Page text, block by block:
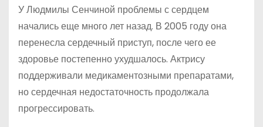
У Людмилы Сенчиной проблемы с сердцем
начались еще много лет назад. В 2005 году она
перенесла сердечный приступ, после чего ее
здоровье постепенно ухудшалось. Актрису
поддерживали медикаментозными препаратами,
но сердечная недостаточность продолжала
прогрессировать.